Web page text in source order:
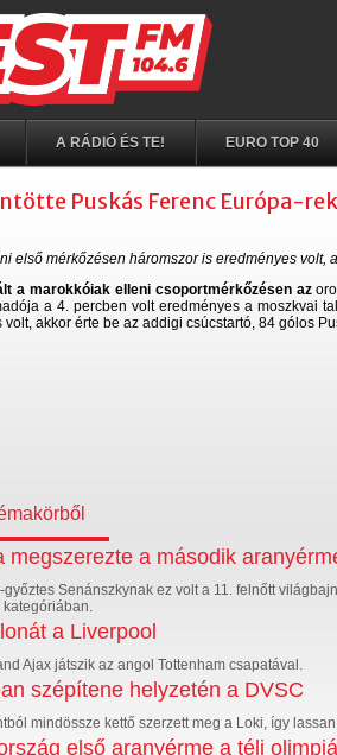
A RÁDIÓ ÉS TE! EURO TOP 40
Puskás Ferenc Európa-
első mérkőzésen háromszor is eredményes volt,
a marokkóiak elleni csoportmérkőzésen az
a 4. percben volt eredményes a
volt, akkor érte be az addigi csúcstartó, 84 gólos
megszerezte a második
Senánszkynak ez volt a 11. felnőtt
kategóriában.
a Liverpool
Ajax játszik az angol Tottenham csapatával.
szépítene helyzetén a DVSC
mindössze kettő szerzett meg a Loki, így
első aranyérme a téli